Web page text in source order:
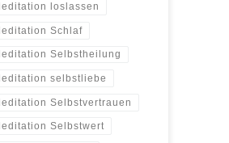
loslassen
Schlaf
Selbstheilung
selbstliebe
Selbstvertrauen
Selbstwert